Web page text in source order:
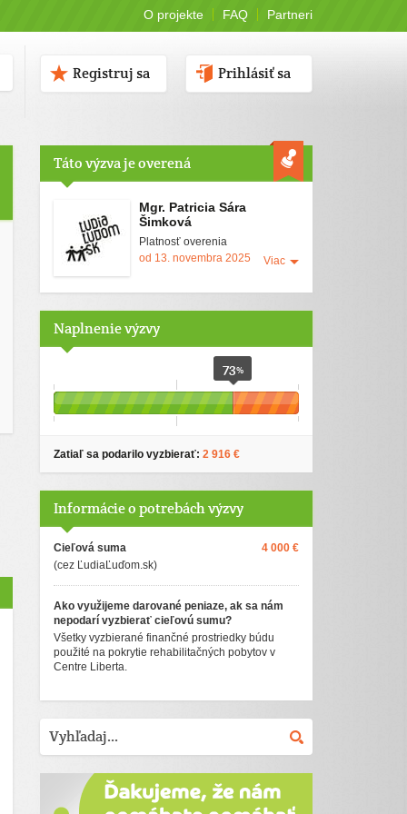
O projekte FAQ Partneri
Prihlásiť sa
Registruj sa
Táto výzva je overená
Mgr. Patricia Sára
Šimková
Platnosť overenia
od 13. novembra 2025
Viac
Naplnenie výzvy
73%
Zatiaľ sa podarilo vyzbierať: 2 916 €
Informácie o potrebách výzvy
Cieľová suma
(cez ĽudiaĽuďom.sk)
4 000 €
Ako využijeme darované peniaze, ak sa nám
nepodarí vyzbierať cieľovú sumu?
Všetky vyzbierané finančné prostriedky búdu
použité na pokrytie rehabilitačných pobytov v
Centre Liberta.